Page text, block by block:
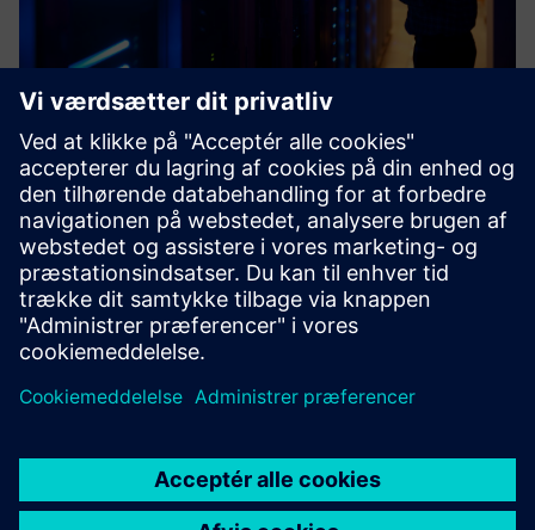
Industrial Cybersecurity
The adoption of open standards based on Ethernet by the
industrial world, the use of Industrial Internet of Things
and the fusion between corporate (IT) and production (OT)
environments have led to a significant increase of the co...
Få mere at vide